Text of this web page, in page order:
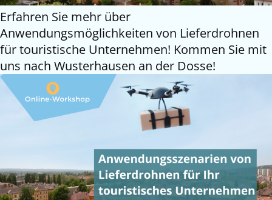
Erfahren Sie mehr über
Anwendungsmöglichkeiten von Lieferdrohnen
für touristische Unternehmen! Kommen Sie mit
uns nach Wusterhausen an der Dosse!